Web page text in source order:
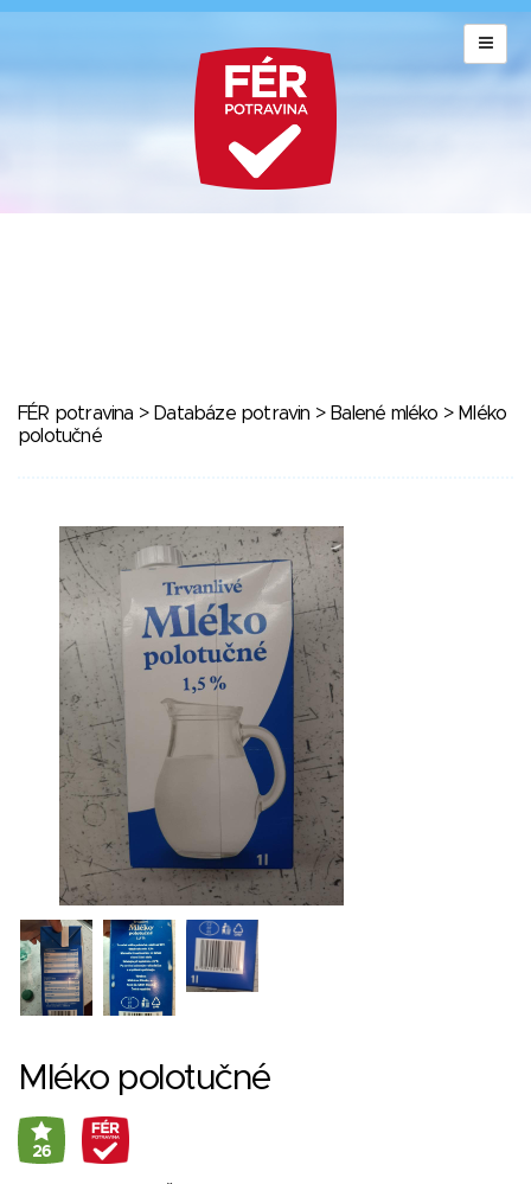
FÉR potravina > Databáze potravin > Balené mléko > Mléko
polotučné
Mléko polotučné
26